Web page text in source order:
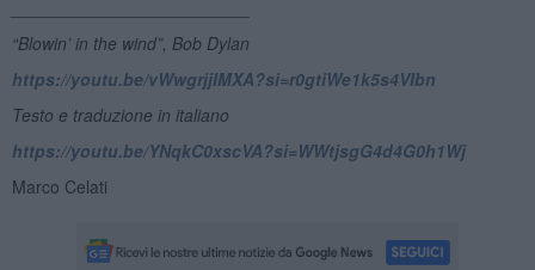
“Blowin’ in the wind”, Bob Dylan
https://youtu.be/vWwgrjjIMXA?si=r0gtiWe1k5s4VIbn
Testo e traduzione in italiano
https://youtu.be/YNqkC0xscVA?si=WWtjsgG4d4G0h1Wj
Marco Celati